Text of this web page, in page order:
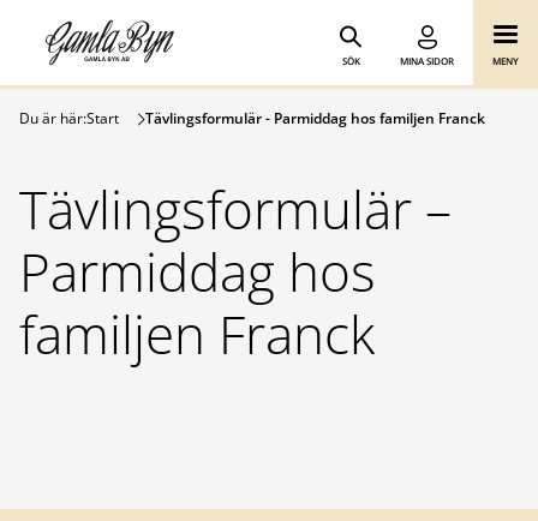
Hoppa till innehåll
Gamla Byn AB
SÖK MINA SIDOR MENY
Du är här:Start Tävlingsformulär - Parmiddag hos familjen Franck
Tävlingsformulär –
Parmiddag hos
familjen Franck